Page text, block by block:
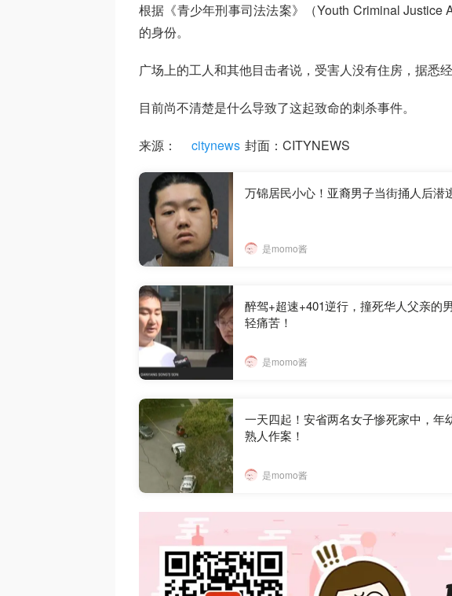
根据《青少年刑事司法法案》（Youth Criminal Justice
的身份。
广场上的工人和其他目击者说，受害人没有住房，据悉经
目前尚不清楚是什么导致了这起致命的刺杀事件。
来源： citynews 封面：CITYNEWS
万锦居民小心！亚裔男子当街捅人后潜
是momo酱
醉驾+超速+401逆行，撞死华人父亲的
轻痛苦！
是momo酱
一天四起！安省两名女子惨死家中，
熟人作案！
是momo酱